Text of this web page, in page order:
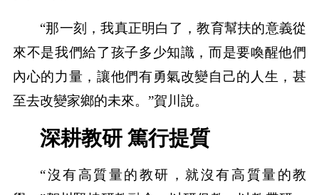
“那一刻，我真正明白了，教育幫扶的意義從
來不是我們給了孩子多少知識，而是要喚醒他們
內心的力量，讓他們有勇氣改變自己的人生，甚
至去改變家鄉的未來。”賀川說。
深耕教研 篤行提質
“沒有高質量的教研，就沒有高質量的教